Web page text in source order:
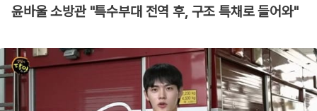
윤바울 소방관 "특수부대 전역 후, 구조 특채로 들어와"